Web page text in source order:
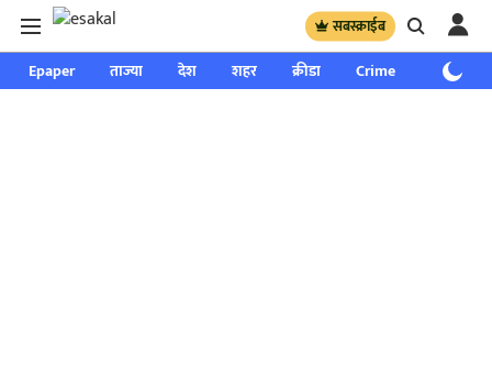
सबस्क्राईब
Epaper ताज्या देश शहर क्रीडा Crime साप्ताहिक